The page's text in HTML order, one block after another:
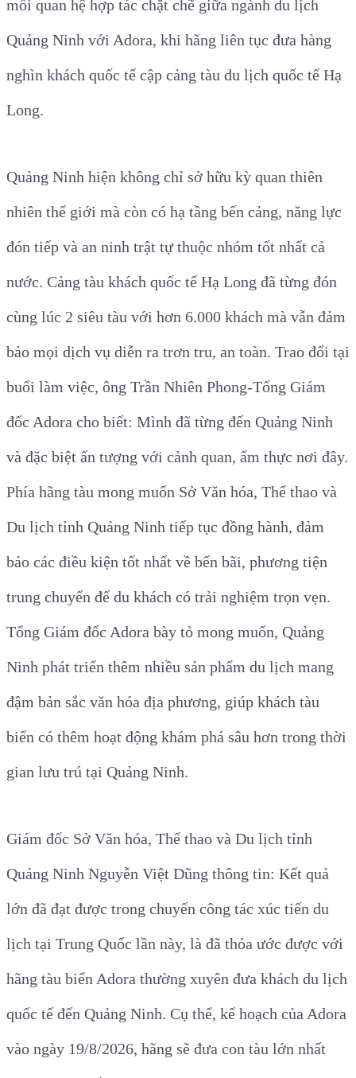
mối quan hệ hợp tác chặt chẽ giữa ngành du lịch
Quảng Ninh với Adora, khi hãng liên tục đưa hàng
nghìn khách quốc tế cập cảng tàu du lịch quốc tế Hạ
Long.
Quảng Ninh hiện không chỉ sở hữu kỳ quan thiên
nhiên thế giới mà còn có hạ tầng bến cảng, năng lực
đón tiếp và an ninh trật tự thuộc nhóm tốt nhất cả
nước. Cảng tàu khách quốc tế Hạ Long đã từng đón
cùng lúc 2 siêu tàu với hơn 6.000 khách mà vẫn đảm
bảo mọi dịch vụ diễn ra trơn tru, an toàn. Trao đổi tại
buổi làm việc, ông Trần Nhiên Phong-Tổng Giám
đốc Adora cho biết: Mình đã từng đến Quảng Ninh
và đặc biệt ấn tượng với cảnh quan, ẩm thực nơi đây.
Phía hãng tàu mong muốn Sở Văn hóa, Thể thao và
Du lịch tỉnh Quảng Ninh tiếp tục đồng hành, đảm
bảo các điều kiện tốt nhất về bến bãi, phương tiện
trung chuyển để du khách có trải nghiệm trọn vẹn.
Tổng Giám đốc Adora bày tỏ mong muốn, Quảng
Ninh phát triển thêm nhiều sản phẩm du lịch mang
đậm bản sắc văn hóa địa phương, giúp khách tàu
biển có thêm hoạt động khám phá sâu hơn trong thời
gian lưu trú tại Quảng Ninh.
Giám đốc Sở Văn hóa, Thể thao và Du lịch tỉnh
Quảng Ninh Nguyễn Việt Dũng thông tin: Kết quả
lớn đã đạt được trong chuyển công tác xúc tiến du
lịch tại Trung Quốc lần này, là đã thỏa ước được với
hãng tàu biển Adora thường xuyên đưa khách du lịch
quốc tế đến Quảng Ninh. Cụ thể, kế hoạch của Adora
vào ngày 19/8/2026, hãng sẽ đưa con tàu lớn nhất